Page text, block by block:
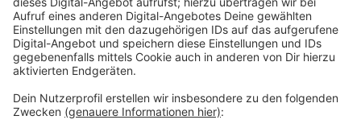
Hier geht's zur Anmeldung.
Anzeige